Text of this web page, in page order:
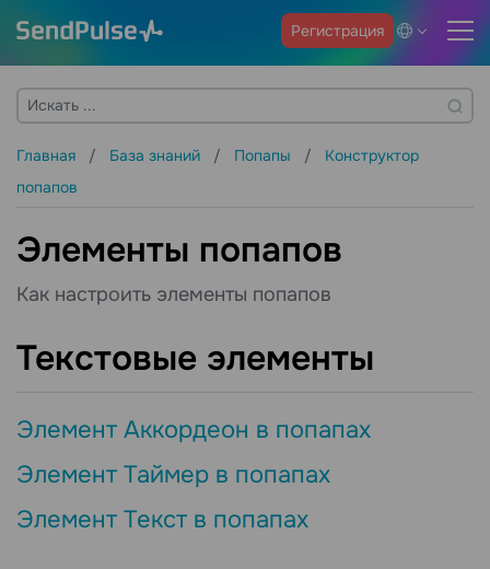
Регистрация
Главная База знаний Попапы
Конструктор
попапов
Элементы попапов
Как настроить элементы попапов
Текстовые элементы
Элемент Аккордеон в попапах
Элемент Таймер в попапах
Элемент Текст в попапах